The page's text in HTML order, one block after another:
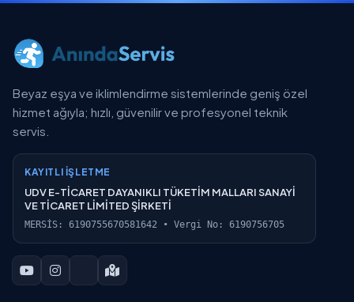
Beyaz eşya ve iklimlendirme sistemlerinde geniş özel
hizmet ağıyla; hızlı, güvenilir ve profesyonel teknik
servis.
KAYITLI İŞLETME
UDV E-TİCARET DAYANIKLI TÜKETİM MALLARI SANAYİ
VE TİCARET LİMİTED ŞİRKETİ
MERSİS: 6190755670581642 • Vergi No: 6190756705